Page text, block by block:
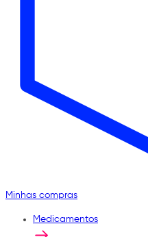
Minhas compras
Medicamentos